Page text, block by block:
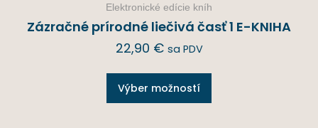
Elektronické edície kníh
Zázračné prírodné liečivá časť 1 E-KNIHA
22,90 € sa PDV
Výber možností